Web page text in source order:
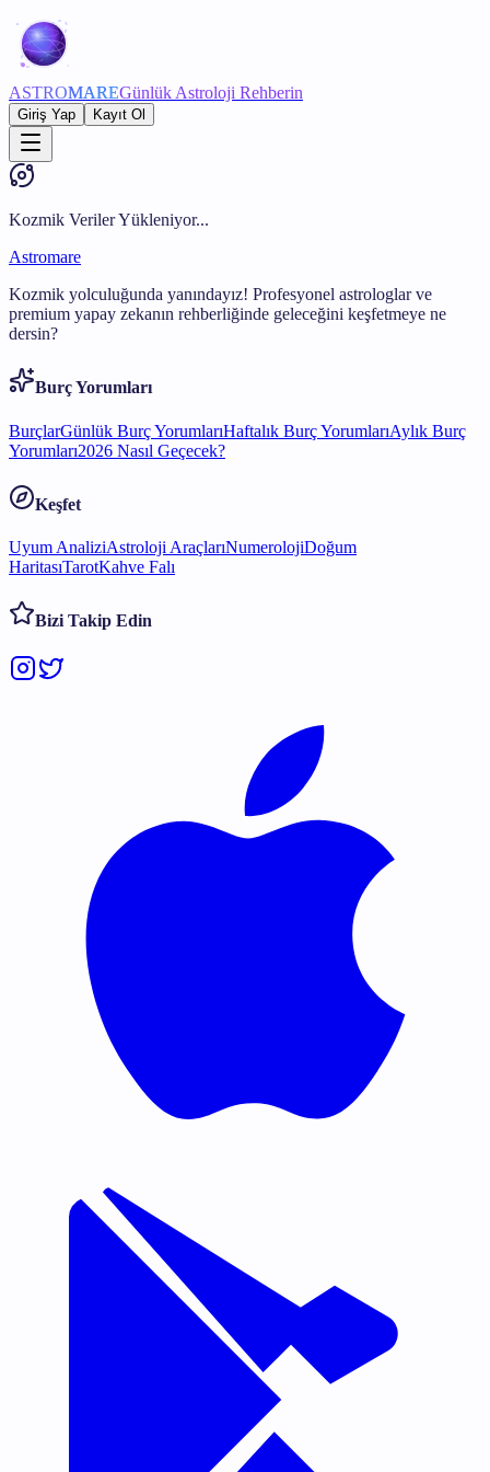
ASTROMAREGünlük Astroloji Rehberin
Giriş Yap Kayıt Ol
Kozmik Veriler Yükleniyor...
Astromare
Kozmik yolculuğunda yanındayız! Profesyonel astrologlar ve
premium yapay zekanın rehberliğinde geleceğini keşfetmeye ne
dersin?
Burç Yorumları
BurçlarGünlük Burç YorumlarıHaftalık Burç YorumlarıAylık Burç
Yorumları2026 Nasıl Geçecek?
Keşfet
Uyum AnaliziAstroloji AraçlarıNumerolojiDoğum
HaritasıTarotKahve Falı
Bizi Takip Edin